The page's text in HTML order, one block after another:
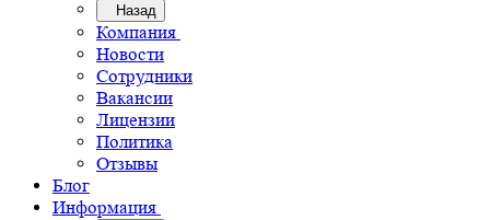
Назад
Компания
Новости
Сотрудники
Вакансии
Лицензии
Политика
Отзывы
Блог
Информация